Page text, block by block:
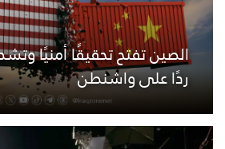
الصين تفتح تحقيقًا أمنيًا
ردًا على واشنطن